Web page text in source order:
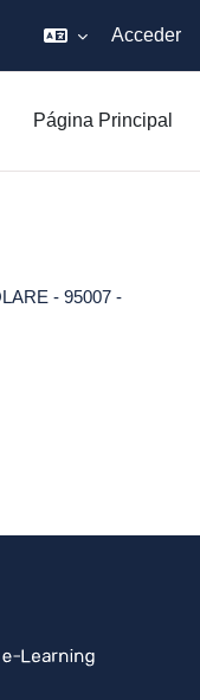
Acceder
Página Principal
- 95007 -